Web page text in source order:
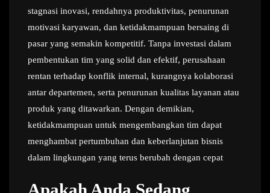
stagnasi inovasi, rendahnya produktivitas, penurunan
motivasi karyawan, dan ketidakmampuan bersaing di
pasar yang semakin kompetitif. Tanpa investasi dalam
pembentukan tim yang solid dan efektif, perusahaan
rentan terhadap konflik internal, kurangnya kolaborasi
antar departemen, serta penurunan kualitas layanan atau
produk yang ditawarkan. Dengan demikian,
ketidakmampuan untuk mengembangkan tim dapat
menghambat pertumbuhan dan keberlanjutan bisnis
dalam lingkungan yang terus berubah dengan cepat